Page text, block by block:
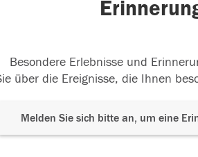
Besondere Erlebnisse und
über die Ereignisse, die Ihnen
Melden Sie sich bitte an, um eine